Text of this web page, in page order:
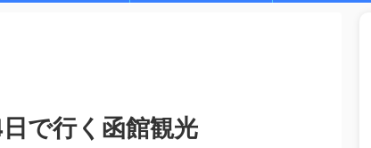
で行く函館観光